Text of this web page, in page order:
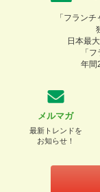
「フラン
日本最
「
年間
メルマガ
最新トレンドを
お知らせ！